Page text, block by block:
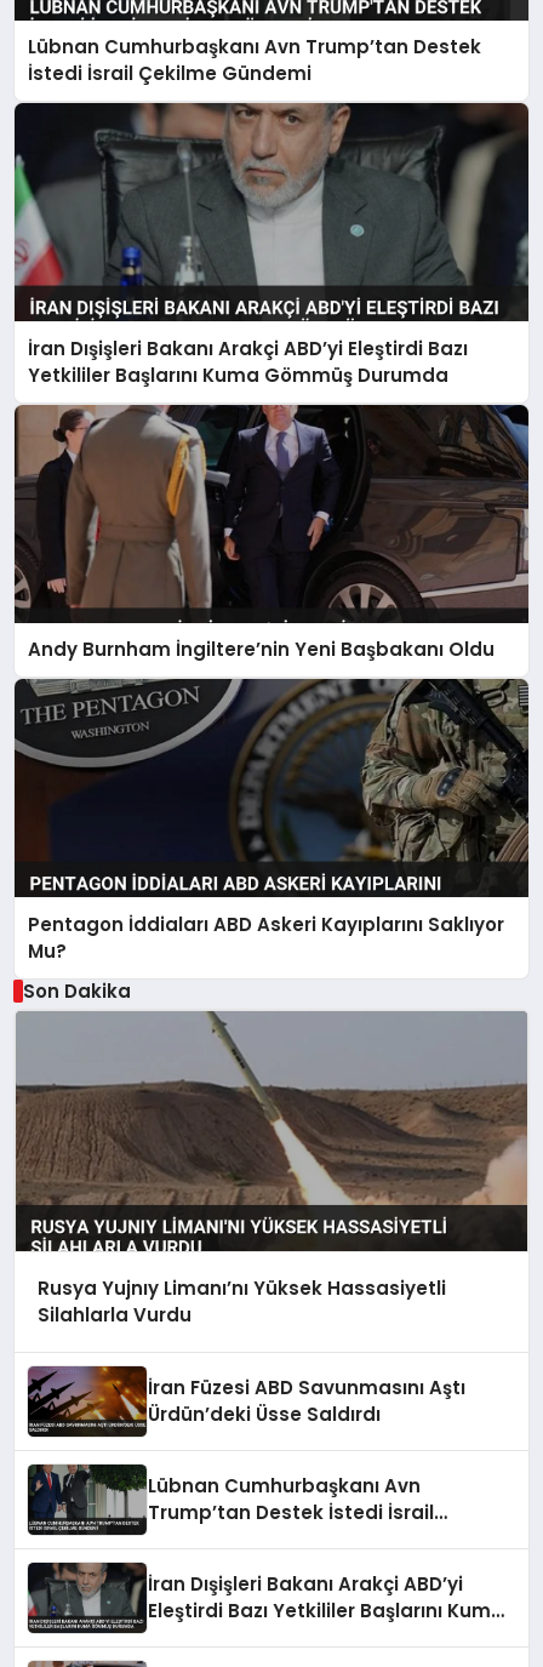
Lübnan Cumhurbaşkanı Avn Trump’tan Destek
İstedi İsrail Çekilme Gündemi
İran Dışişleri Bakanı Arakçi ABD’yi Eleştirdi Bazı
Yetkililer Başlarını Kuma Gömmüş Durumda
Andy Burnham İngiltere’nin Yeni Başbakanı Oldu
Pentagon İddiaları ABD Askeri Kayıplarını Saklıyor
Mu?
Son Dakika
Rusya Yujnıy Limanı’nı Yüksek Hassasiyetli
Silahlarla Vurdu
İran Füzesi ABD Savunmasını Aştı
Ürdün’deki Üsse Saldırdı
Lübnan Cumhurbaşkanı Avn
Trump’tan Destek İstedi İsrail
İran Dışişleri Bakanı Arakçi ABD’yi
Eleştirdi Bazı Yetkililer Başlarını Kuma